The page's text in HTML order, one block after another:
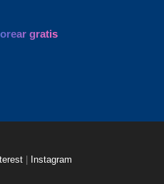
gratis
Instagram